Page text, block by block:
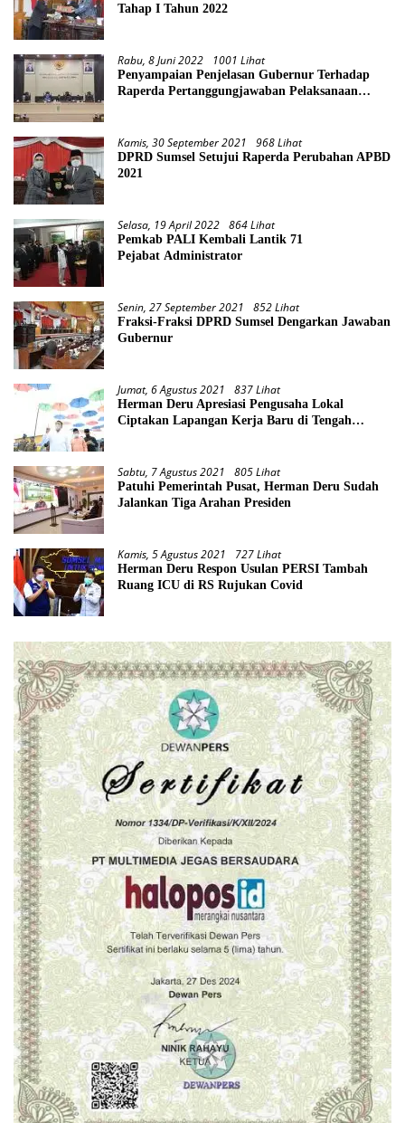
Tahap I Tahun 2022
Rabu, 8 Juni 2022 1001 Lihat
Penyampaian Penjelasan Gubernur Terhadap
Raperda Pertanggungjawaban Pelaksanaan
Kamis, 30 September 2021 968 Lihat
DPRD Sumsel Setujui Raperda Perubahan APBD
2021
Selasa, 19 April 2022 864 Lihat
Pemkab PALI Kembali Lantik 71
Pejabat Administrator
Senin, 27 September 2021 852 Lihat
Fraksi-Fraksi DPRD Sumsel Dengarkan Jawaban
Gubernur
Jumat, 6 Agustus 2021 837 Lihat
Herman Deru Apresiasi Pengusaha Lokal
Ciptakan Lapangan Kerja Baru di Tengah
Sabtu, 7 Agustus 2021 805 Lihat
Patuhi Pemerintah Pusat, Herman Deru Sudah
Jalankan Tiga Arahan Presiden
Kamis, 5 Agustus 2021 727 Lihat
Herman Deru Respon Usulan PERSI Tambah
Ruang ICU di RS Rujukan Covid